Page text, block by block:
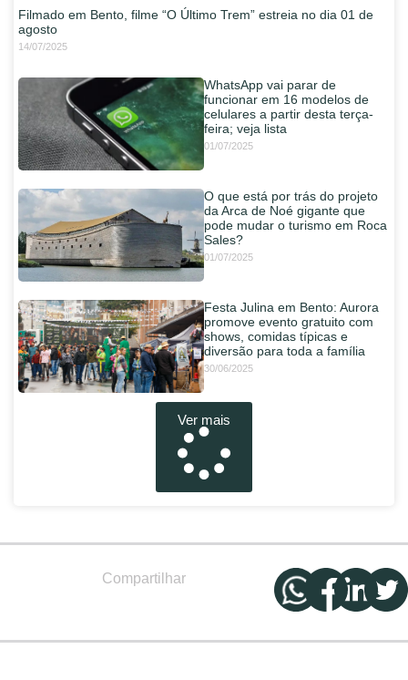
Filmado em Bento, filme “O Último Trem” estreia no dia 01 de
agosto
14/07/2025
WhatsApp vai parar de
funcionar em 16 modelos de
celulares a partir desta terça-
feira; veja lista
01/07/2025
O que está por trás do projeto
da Arca de Noé gigante que
pode mudar o turismo em Roca
Sales?
01/07/2025
Festa Julina em Bento: Aurora
promove evento gratuito com
shows, comidas típicas e
diversão para toda a família
30/06/2025
Ver mais
Compartilhar